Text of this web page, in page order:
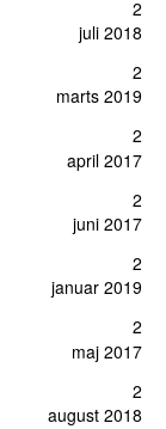
juli 2018
2
marts 2019
2
april 2017
2
juni 2017
2
januar 2019
2
maj 2017
2
august 2018
2